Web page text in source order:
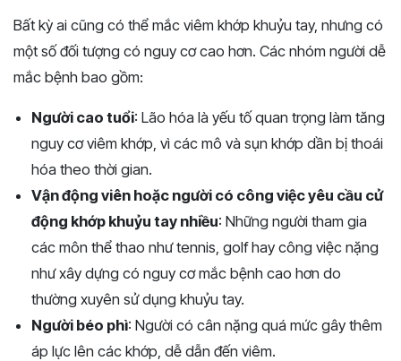
Bất kỳ ai cũng có thể mắc viêm khớp khuỷu tay, nhưng có
một số đối tượng có nguy cơ cao hơn. Các nhóm người dễ
mắc bệnh bao gồm:
Người cao tuổi: Lão hóa là yếu tố quan trọng làm tăng
nguy cơ viêm khớp, vì các mô và sụn khớp dần bị thoái
hóa theo thời gian.
Vận động viên hoặc người có công việc yêu cầu cử
động khớp khuỷu tay nhiều: Những người tham gia
các môn thể thao như tennis, golf hay công việc nặng
như xây dựng có nguy cơ mắc bệnh cao hơn do
thường xuyên sử dụng khuỷu tay.
Người béo phì: Người có cân nặng quá mức gây thêm
áp lực lên các khớp, dễ dẫn đến viêm.